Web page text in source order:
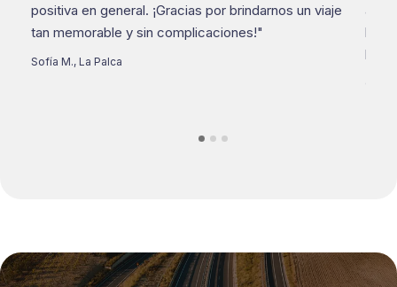
positiva en general. ¡Gracias por brindarnos un viaje
tan memorable y sin complicaciones!"
Sofía M., La Palca